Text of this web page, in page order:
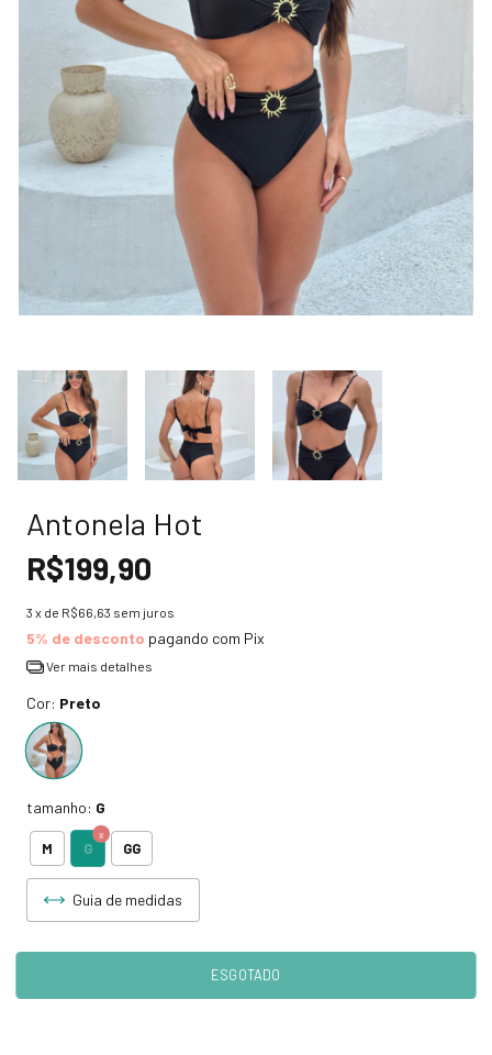
Antonela Hot
R$199,90
3 x de R$66,63 sem juros
5% de desconto pagando com Pix
Ver mais detalhes
Cor: Preto
tamanho: G
M G GG
Guia de medidas